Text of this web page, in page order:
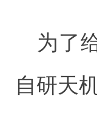
为了
自研天